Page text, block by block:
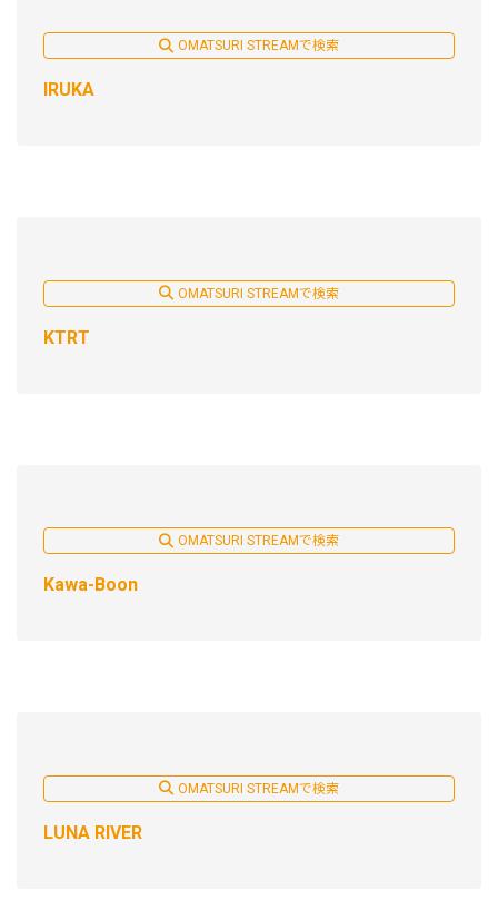
OMATSURI STREAMで検索
IRUKA
OMATSURI STREAMで検索
KTRT
OMATSURI STREAMで検索
Kawa-Boon
OMATSURI STREAMで検索
LUNA RIVER